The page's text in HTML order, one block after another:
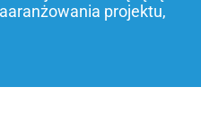
projektu,